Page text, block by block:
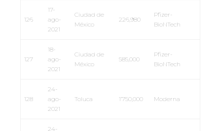
126
17-
ago-
2021
Ciudad de
México
226,980
Pfizer-
BioNTech
127
18-
ago-
2021
Ciudad de
México
585,000
Pfizer-
BioNTech
128
24-
ago-
2021
Toluca 1’750,000 Moderna
24-